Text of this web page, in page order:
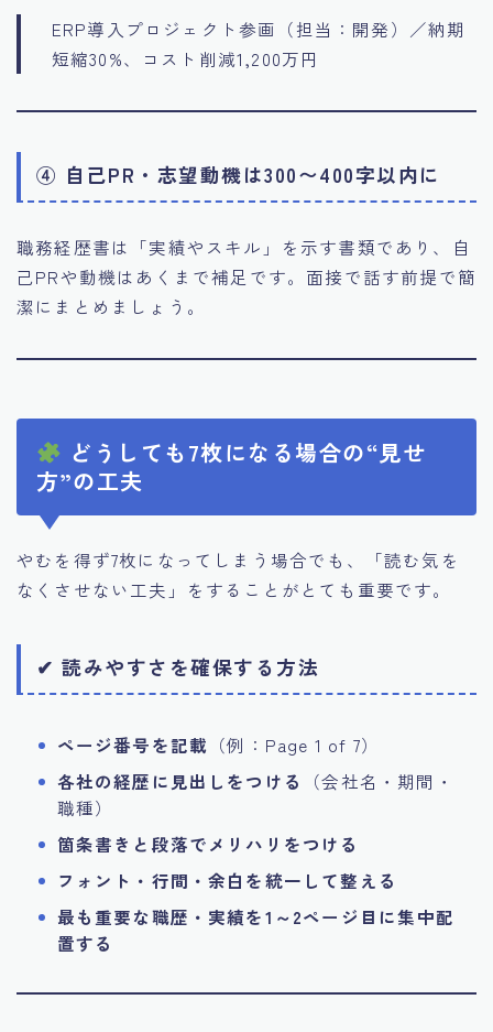
ERP導入プロジェクト参画（担当：開発）／納期
短縮30%、コスト削減1,200万円
④ 自己PR・志望動機は300〜400字以内に
職務経歴書は「実績やスキル」を示す書類であり、自
己PRや動機はあくまで補足です。面接で話す前提で簡
潔にまとめましょう。
どうしても7枚になる場合の“見せ
方”の工夫
やむを得ず7枚になってしまう場合でも、「読む気を
なくさせない工夫」をすることがとても重要です。
✔ 読みやすさを確保する方法
ページ番号を記載 （例：Page 1 of 7）
各社の経歴に見出しをつける
（会社名・期間・
職種）
箇条書きと段落でメリハリをつける
フォント・行間・余白を統一して整える
最も重要な職歴・実績を1～2ページ目に集中配
置する